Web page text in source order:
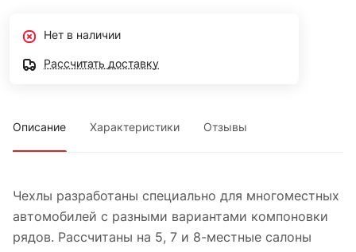
Нет в наличии
Рассчитать доставку
Описание Характеристики Отзывы
Чехлы разработаны специально для многоместных
автомобилей с разными вариантами компоновки
рядов. Рассчитаны на 5, 7 и 8-местные салоны